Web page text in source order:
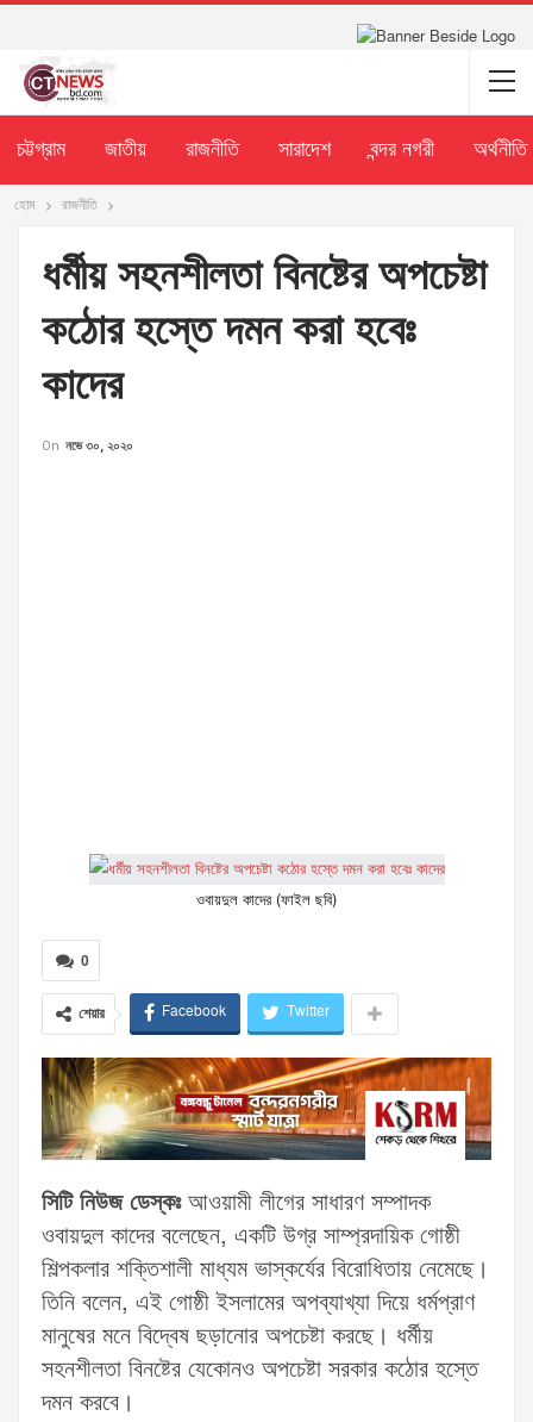
চট্টগ্রাম জাতীয় রাজনীতি সারাদেশ বন্দর নগরী অর্থনীতি
হোম রাজনীতি
ধর্মীয় সহনশীলতা বিনষ্টের অপচেষ্টা
কঠোর হস্তে দমন করা হবেঃ
কাদের
On নভে ৩০, ২০২০
ওবায়দুল কাদের (ফাইল ছবি)
0
শেয়ার Facebook Twitter
সিটি নিউজ ডেস্কঃআওয়ামী লীগের সাধারণ সম্পাদক
ওবায়দুল কাদের বলেছেন, একটি উগ্র সাম্প্রদায়িক গোষ্ঠী
শিল্পকলার শক্তিশালী মাধ্যম ভাস্কর্যের বিরোধিতায় নেমেছে।
তিনি বলেন, এই গোষ্ঠী ইসলামের অপব্যাখ্যা দিয়ে ধর্মপ্রাণ
মানুষের মনে বিদ্বেষ ছড়ানোর অপচেষ্টা করছে। ধর্মীয়
সহনশীলতা বিনষ্টের যেকোনও অপচেষ্টা সরকার কঠোর হস্তে
দমন করবে।